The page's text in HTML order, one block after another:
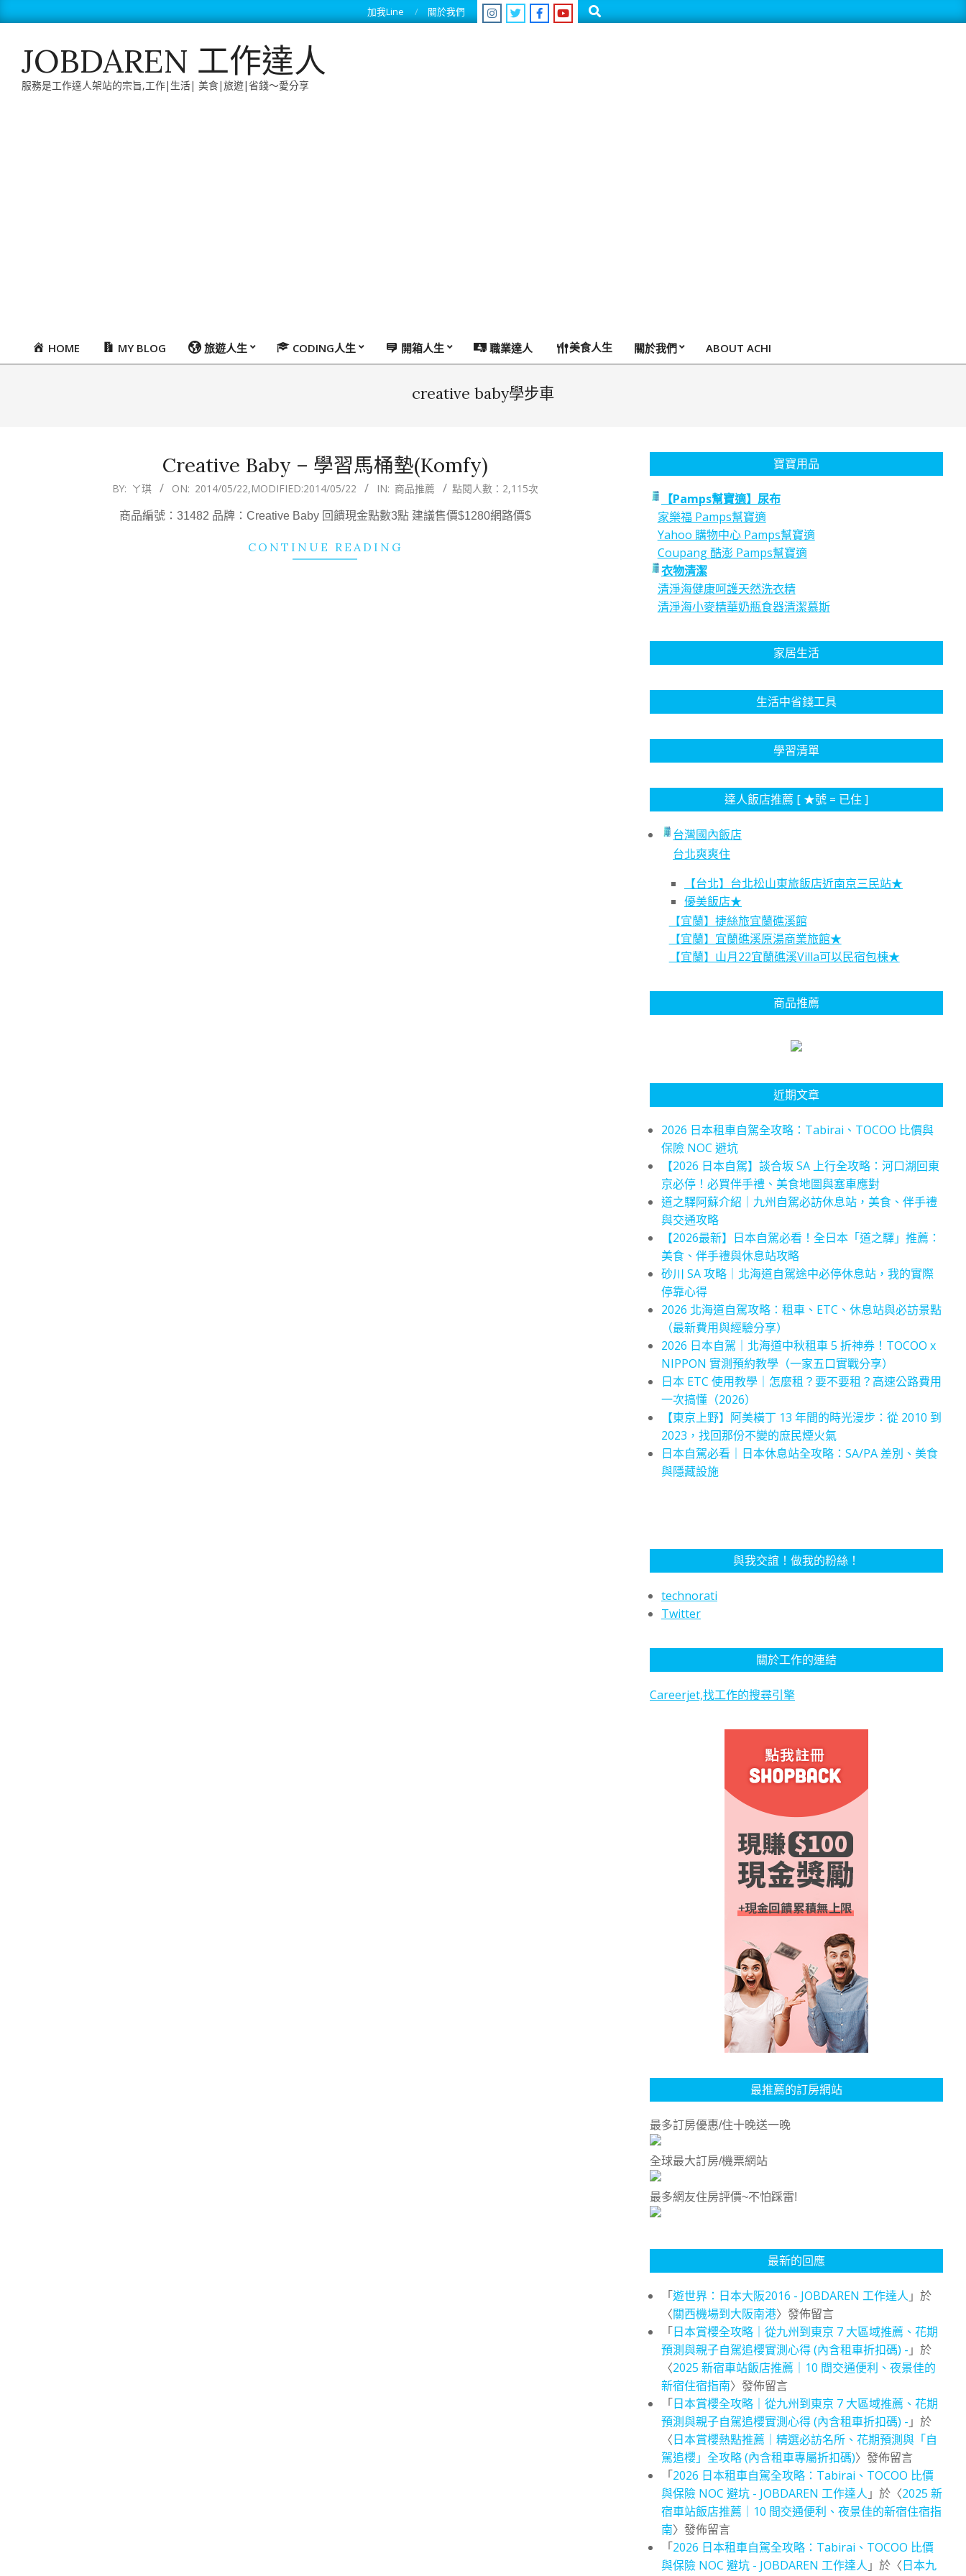
to
加我Line 關於我們 Search
JOBDAREN 工作達人
服務是工作達人架站的宗旨,工作|生活| 美食|旅遊|省錢～愛分享
PrimaryHOME MY BLOG 旅遊人生 CODING人生 開箱人生 職業達人 美食人生 關於我們 ABOUT ACHI
creative baby學步車
Creative Baby – 學習馬桶墊(Komfy)
BY: ㄚ琪 ON: 2014/05/22,MODIFIED:2014/05/22 IN: 商品推薦 點閱人數：2,115次
商品編號：31482 品牌：Creative Baby 回饋現金點數3點 建議售價$1280網路價$
CONTINUE READING
寶寶用品
【Pamps幫寶適】尿布
家樂福 Pamps幫寶適
Yahoo 購物中心 Pamps幫寶適
Coupang 酷澎 Pamps幫寶適
衣物清潔
清淨海健康呵護天然洗衣精
清淨海小麥精華奶瓶食器清潔慕斯
家居生活
生活中省錢工具
學習清單
達人飯店推薦 [ ★號 = 已住 ]
台灣國內飯店
台北爽爽住
【台北】台北松山東旅飯店近南京三民站★
優美飯店★
【宜蘭】捷絲旅宜蘭礁溪館
【宜蘭】宜蘭礁溪原湯商業旅館★
【宜蘭】山月22宜蘭礁溪Villa可以民宿包棟★
商品推薦
近期文章
2026 日本租車自駕全攻略：Tabirai、TOCOO 比價與
保險 NOC 避坑
【2026 日本自駕】談合坂 SA 上行全攻略：河口湖回東
京必停！必買伴手禮、美食地圖與塞車應對
道之驛阿蘇介紹｜九州自駕必訪休息站，美食、伴手禮
與交通攻略
【2026最新】日本自駕必看！全日本「道之驛」推薦：
美食、伴手禮與休息站攻略
砂川 SA 攻略｜北海道自駕途中必停休息站，我的實際
停靠心得
2026 北海道自駕攻略：租車、ETC、休息站與必訪景點
（最新費用與經驗分享）
2026 日本自駕｜北海道中秋租車 5 折神券！TOCOO x
NIPPON 實測預約教學（一家五口實戰分享）
日本 ETC 使用教學｜怎麼租？要不要租？高速公路費用
一次搞懂（2026）
【東京上野】阿美橫丁 13 年間的時光漫步：從 2010 到
2023，找回那份不變的庶民煙火氣
日本自駕必看｜日本休息站全攻略：SA/PA 差別、美食
與隱藏設施
與我交誼！做我的粉絲！
technorati
Twitter
關於工作的連結
Careerjet,找工作的搜尋引擎
最推薦的訂房網站
最多訂房優惠/住十晚送一晚
全球最大訂房/機票網站
最多網友住房評價~不怕踩雷!
最新的回應
「遊世界：日本大阪2016 - JOBDAREN 工作達人 」於
〈關西機場到大阪南港〉發佈留言
「日本賞櫻全攻略｜從九州到東京 7 大區域推薦、花期
預測與親子自駕追櫻實測心得 (內含租車折扣碼) - 」於
〈2025 新宿車站飯店推薦｜10 間交通便利、夜景佳的
新宿住宿指南〉發佈留言
「日本賞櫻全攻略｜從九州到東京 7 大區域推薦、花期
預測與親子自駕追櫻實測心得 (內含租車折扣碼) - 」於
〈日本賞櫻熱點推薦｜精選必訪名所、花期預測與「自
駕追櫻」全攻略 (內含租車專屬折扣碼)〉發佈留言
「2026 日本租車自駕全攻略：Tabirai、TOCOO 比價
與保險 NOC 避坑 - JOBDAREN 工作達人 」於〈2025 新
宿車站飯店推薦｜10 間交通便利、夜景佳的新宿住宿指
南〉發佈留言
「2026 日本租車自駕全攻略：Tabirai、TOCOO 比價
與保險 NOC 避坑 - JOBDAREN 工作達人 」於〈日本九